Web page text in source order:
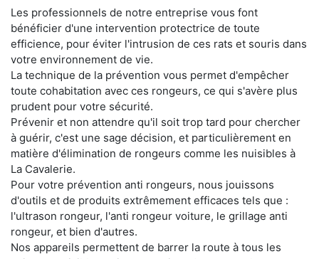
Les professionnels de notre entreprise vous font
bénéficier d'une intervention protectrice de toute
efficience, pour éviter l'intrusion de ces rats et souris dans
votre environnement de vie.
La technique de la prévention vous permet d'empêcher
toute cohabitation avec ces rongeurs, ce qui s'avère plus
prudent pour votre sécurité.
Prévenir et non attendre qu'il soit trop tard pour chercher
à guérir, c'est une sage décision, et particulièrement en
matière d'élimination de rongeurs comme les nuisibles à
La Cavalerie.
Pour votre prévention anti rongeurs, nous jouissons
d'outils et de produits extrêmement efficaces tels que :
l'ultrason rongeur, l'anti rongeur voiture, le grillage anti
rongeur, et bien d'autres.
Nos appareils permettent de barrer la route à tous les